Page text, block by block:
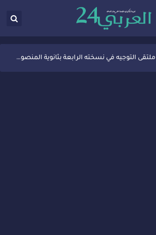
ثانوية المنصور الذهبي بسيدي قاسم تُعزّز ثقافة التوجيه المدرسي بمبادرة نوعية تجمع بين التفاعل والتكريم
ملتقى التوجيه في نسخته الرابعة بثانوية المنصور الذهبي بسيدي قاسم